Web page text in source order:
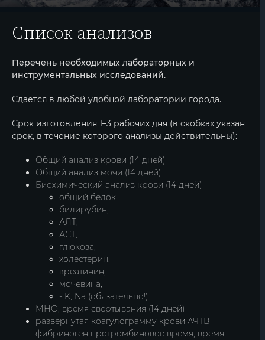
Список анализов
Перечень необходимых лабораторных и
инструментальных исследований.
Сдаётся в любой удобной лаборатории города.
Срок изготовления 1–3 рабочих дня (в скобках указан
срок, в течение которого анализы действительны):
Общий анализ крови (14 дней)
Общий анализ мочи (14 дней)
Биохимический анализ крови (14 дней)
общий белок,
билирубин,
АЛТ,
АСТ,
глюкоза,
холестерин,
креатинин,
мочевина,
- K, Na (обязательно!)
МНО, время свертывания (14 дней)
развернутая коагулограмму крови АЧТВ
фибриноген протромбиновое время, время